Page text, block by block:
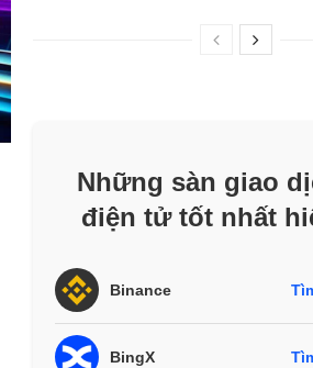
Những sàn giao
điện tử tốt nhất
Binance
BingX